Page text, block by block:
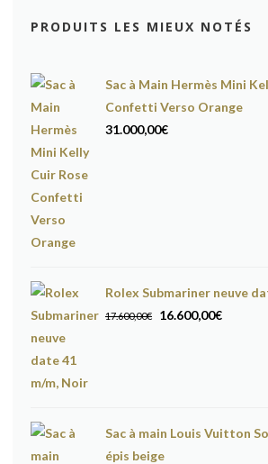
PRODUITS LES MIEUX NOTÉS
Sac à Main Hermès Mini
Confetti Verso Orange
31.000,00€
Rolex Submariner neuve
17.600,00€
Le
16.600,00€Le
Sac à main Louis Vuitton
épis beige